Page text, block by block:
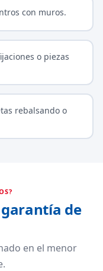
con muros.
o piezas
rebalsando o
de
en el menor